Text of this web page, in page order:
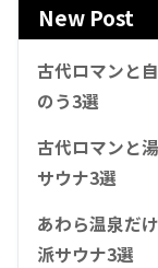
New Post
古代ロマンと
のう3選
古代ロマンと
サウナ3選
あわら温泉だ
派サウナ3選